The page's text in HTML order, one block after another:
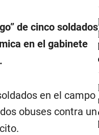
” de cinco soldados
en el gabinete
en el campo
obuses contra un